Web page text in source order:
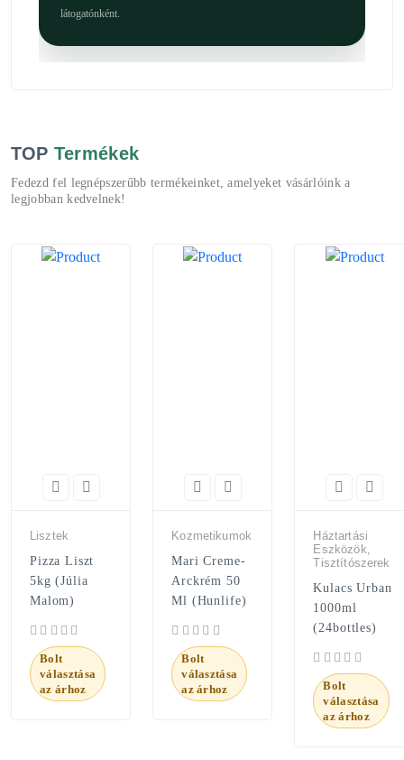
látogatónként.
TOP Termékek
Fedezd fel legnépszerűbb termékeinket, amelyeket vásárlóink a
legjobban kedvelnek!
Lisztek
Pizza Liszt
5kg (Júlia
Malom)
Bolt
választása
az árhoz
Kozmetikumok
Mari Creme-
Arckrém 50
Ml (Hunlife)
Bolt
választása
az árhoz
Háztartási
Eszközök,
Tisztítószerek
Kulacs Urban
1000ml
(24bottles)
Bolt
választása
az árhoz